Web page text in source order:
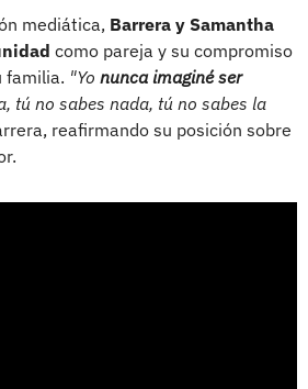
mediática, Barrera y Samantha
como pareja y su compromiso
familia. "Yo nunca imaginé ser
tú no sabes nada, tú no sabes la
reafirmando su posición sobre